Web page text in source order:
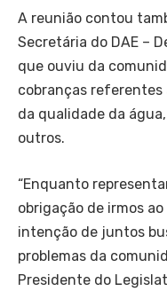
A reunião contou
Secretária do DAE –
que ouviu da
cobranças referentes
da qualidade da
outros.
“Enquanto
obrigação de irmos
intenção de juntos
problemas da
Presidente do